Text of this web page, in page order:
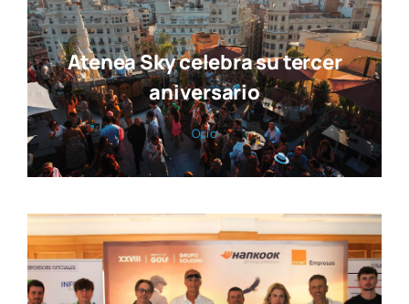
Atenea Sky celebra su tercer
aniversario
Ocio